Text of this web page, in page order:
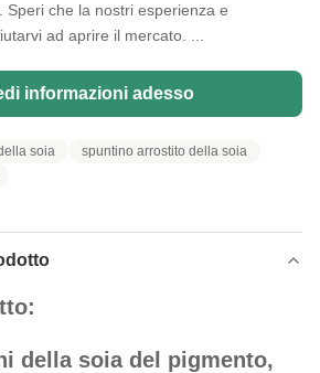
Speri che la nostri esperienza e
ad aprire il mercato. ...
informazioni adesso
soia
spuntino arrostito della soia
della soia del pigmento,